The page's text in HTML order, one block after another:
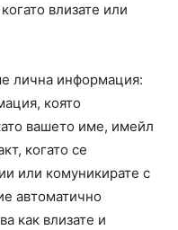
влизате или
лична информация:
която
вашето име, имейл
когато се
или комуникирате с
автоматично
как влизате и